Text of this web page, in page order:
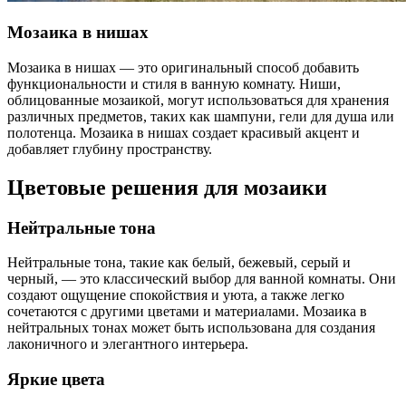
Мозаика в нишах
Мозаика в нишах — это оригинальный способ добавить
функциональности и стиля в ванную комнату. Ниши,
облицованные мозаикой, могут использоваться для хранения
различных предметов, таких как шампуни, гели для душа или
полотенца. Мозаика в нишах создает красивый акцент и
добавляет глубину пространству.
Цветовые решения для мозаики
Нейтральные тона
Нейтральные тона, такие как белый, бежевый, серый и
черный, — это классический выбор для ванной комнаты. Они
создают ощущение спокойствия и уюта, а также легко
сочетаются с другими цветами и материалами. Мозаика в
нейтральных тонах может быть использована для создания
лаконичного и элегантного интерьера.
Яркие цвета